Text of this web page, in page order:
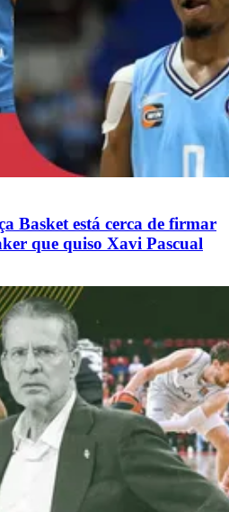
Basket está cerca de firmar
que quiso Xavi Pascual